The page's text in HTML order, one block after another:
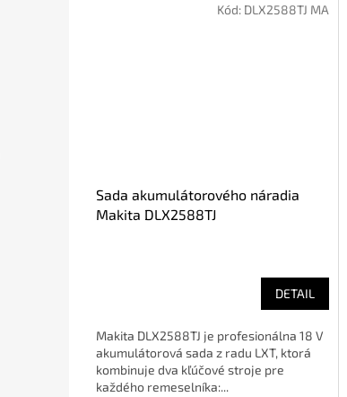
Sada akumulátorového náradia
Makita DLX2588TJ
DETAIL
Makita DLX2588TJ je profesionálna 18 V
akumulátorová sada z radu LXT, ktorá
kombinuje dva kľúčové stroje pre
každého remeselníka:...
Kód: DLX2588TJ MA